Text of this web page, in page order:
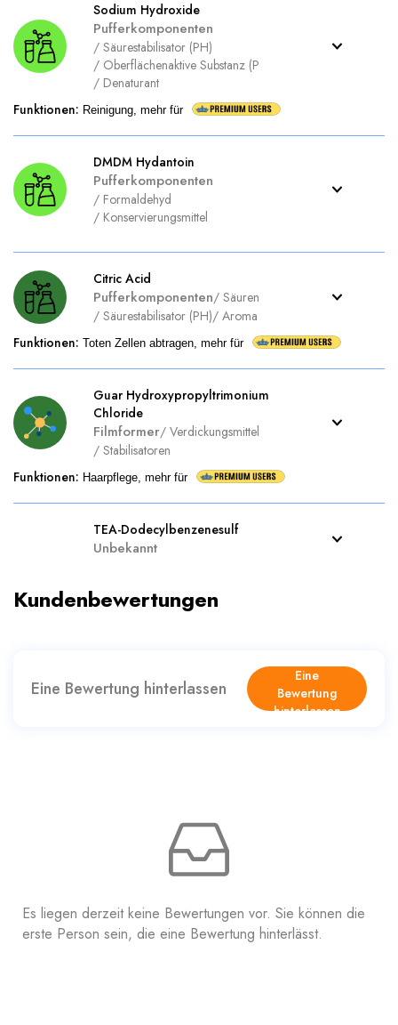
Sodium Hydroxide
Pufferkomponenten
/ Säurestabilisator (PH)
/ Oberflächenaktive Substanz (P
/ Denaturant
Funktionen: Reinigung, mehr für
DMDM Hydantoin
Pufferkomponenten
/ Formaldehyd
/ Konservierungsmittel
Citric Acid
Pufferkomponenten/ Säuren
/ Säurestabilisator (PH)/ Aroma
Funktionen: Toten Zellen abtragen, mehr für
Guar Hydroxypropyltrimonium
Chloride
Filmformer/ Verdickungsmittel
/ Stabilisatoren
Funktionen: Haarpflege, mehr für
TEA-Dodecylbenzenesulf
Unbekannt
Kundenbewertungen
Eine Bewertung hinterlassen
Eine
Bewertung
hinterlassen
Es liegen derzeit keine Bewertungen vor. Sie können die
erste Person sein, die eine Bewertung hinterlässt.